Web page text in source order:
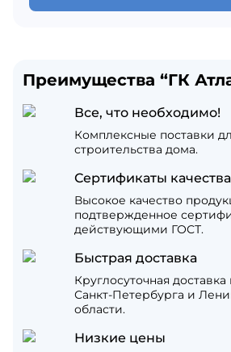
Преимущества “ГК
Все, что необходимо!
Комплексные поставки
строительства дома.
Сертификаты качества
Высокое качество
подтвержденное
действующими ГОСТ.
Быстрая доставка
Круглосуточная
Санкт-Петербурга и
области.
Низкие цены